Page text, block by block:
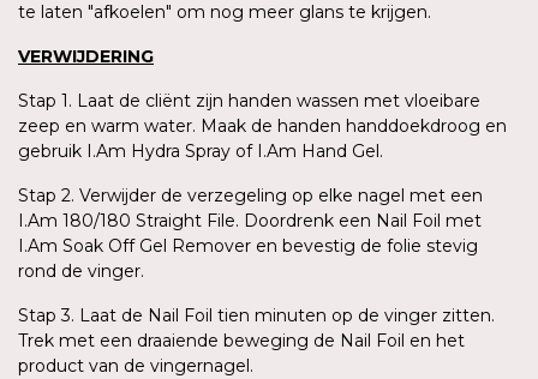
te laten "afkoelen" om nog meer glans te krijgen.
VERWIJDERING
Stap 1. Laat de cliënt zijn handen wassen met vloeibare
zeep en warm water. Maak de handen handdoekdroog en
gebruik I.Am Hydra Spray of I.Am Hand Gel.
Stap 2. Verwijder de verzegeling op elke nagel met een
I.Am 180/180 Straight File. Doordrenk een Nail Foil met
I.Am Soak Off Gel Remover en bevestig de folie stevig
rond de vinger.
Stap 3. Laat de Nail Foil tien minuten op de vinger zitten.
Trek met een draaiende beweging de Nail Foil en het
product van de vingernagel.